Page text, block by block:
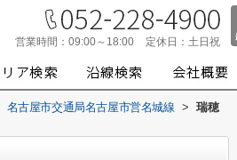
営業時間： 09:00～18:00 定休日： 土日祝
名古屋市交通局名古屋市営名城線 >
瑞穂